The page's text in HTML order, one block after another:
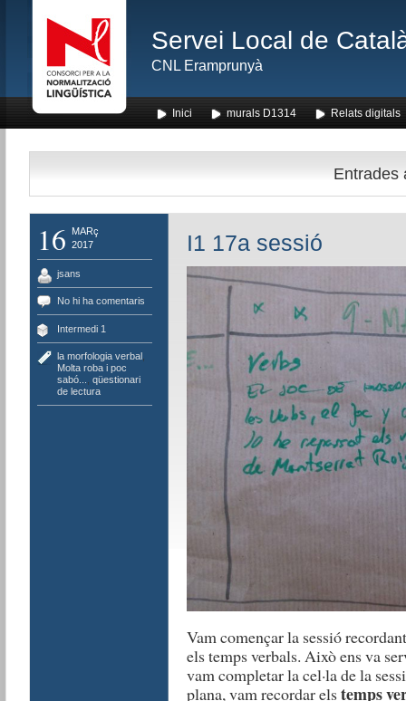
Servei Local de
CNL Eramprunyà
Inici murals D1314 Relats digitals
Entrades
16
MARç
2017
jsans
No hi ha comentaris
Intermedi 1
la morfologia verbal,
Molta roba i poc
sabó...
qüestionari
de lectura
I1 17a sessió
Vam començar la sessió
els temps verbals. Això ens va
vam completar la cel·la de la
plana, vam recordar elstemps